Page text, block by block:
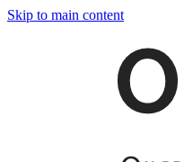
Skip to main content